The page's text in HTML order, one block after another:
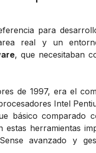
para
real y un
, que necesitaban
de 1997, era el
Intel
básico comparado
herramientas
avanzado y